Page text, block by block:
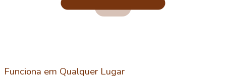
Funciona em Qualquer Lugar